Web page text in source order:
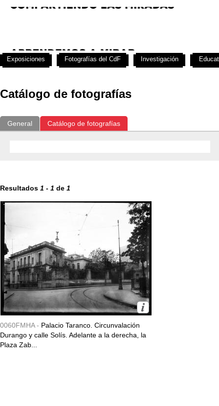
Catálogo de fotografías
General Catálogo de fotografías
Resultados 1 - 1 de 1
0060FMHA - Palacio Taranco. Circunvalación
Durango y calle Solís. Adelante a la derecha, la
Plaza Zab...
Exposiciones Fotografías del CdF Investigación